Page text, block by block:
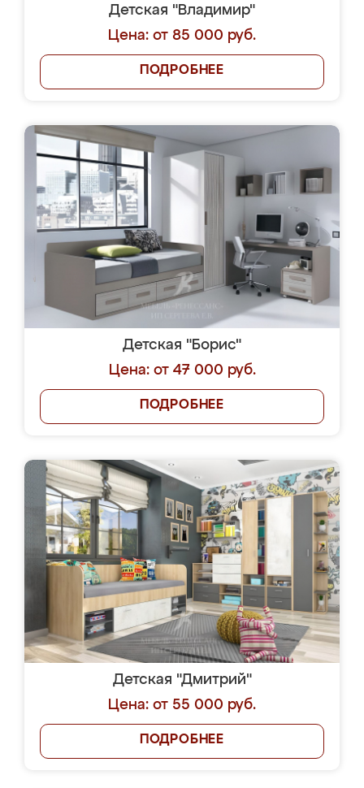
Детская "Владимир"
Цена: от 85 000 руб.
ПОДРОБНЕЕ
Детская "Борис"
Цена: от 47 000 руб.
ПОДРОБНЕЕ
Детская "Дмитрий"
Цена: от 55 000 руб.
ПОДРОБНЕЕ